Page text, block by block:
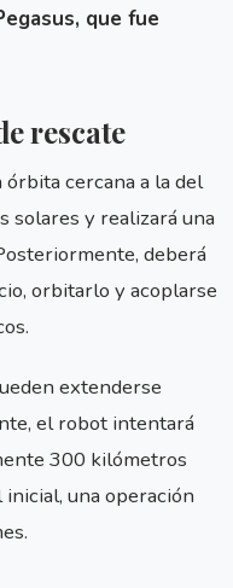
que fue
rescate
cercana a la del
solares y realizará una
deberá
orbitarlo y acoplarse
extenderse
el robot intentará
300 kilómetros
una operación